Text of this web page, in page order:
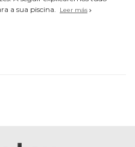
a sua piscina.
Leer más